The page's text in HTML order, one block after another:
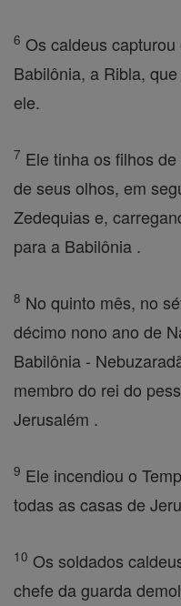
6 Os caldeus
Babilônia, a Ribla,
ele.
7 Ele tinha os filhos
de seus olhos, em
Zedequias e,
para a Babilônia .
8 No quinto mês, no
décimo nono ano de
Babilônia -
membro do rei do
Jerusalém .
9 Ele incendiou o
todas as casas de
10 Os soldados
chefe da guarda